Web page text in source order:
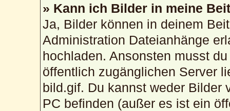
» Kann ich Bilder in meine
Ja, Bilder können in deinem
Administration Dateianhänge
hochladen. Ansonsten musst
öffentlich zugänglichen Server
bild.gif. Du kannst weder Bilder
PC befinden (außer es ist ein